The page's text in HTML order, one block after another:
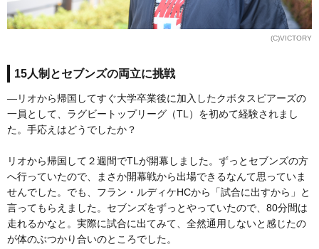
(C)VICTORY
15人制とセブンズの両立に挑戦
―リオから帰国してすぐ大学卒業後に加入したクボタスピアーズの
一員として、ラグビートップリーグ（TL）を初めて経験されまし
た。手応えはどうでしたか？
リオから帰国して２週間でTLが開幕しました。ずっとセブンズの方
へ行っていたので、まさか開幕戦から出場できるなんて思っていま
せんでした。でも、フラン・ルディケHCから「試合に出すから」と
言ってもらえました。セブンズをずっとやっていたので、80分間は
走れるかなと。実際に試合に出てみて、全然通用しないと感じたの
が体のぶつかり合いのところでした。